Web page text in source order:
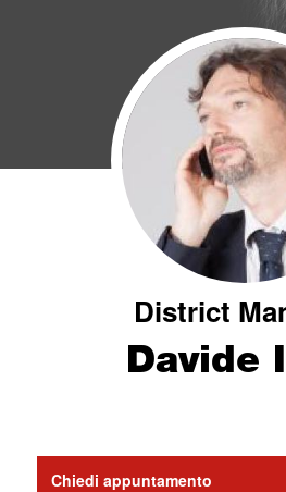
District
Davide
Chiedi appuntamento